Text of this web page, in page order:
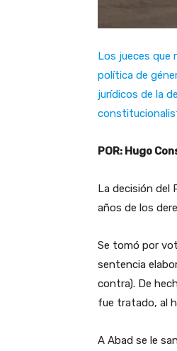
Los jueces que
política de
jurídicos de la
POR: Hugo
La decisión del
años de los
Se tomó por
sentencia
contra). De
fue tratado, al
A Abad se le